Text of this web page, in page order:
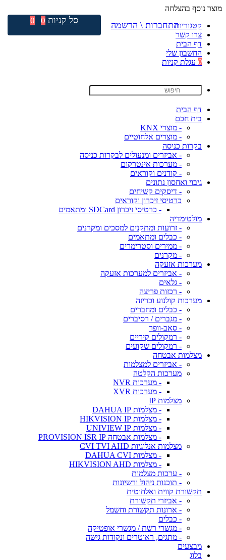
מוצר נוסף בהצלחה
קטגוריות
צרו קשר
דף הבית
החשבון שלי
0 עגלת קניות
דף הבית
בית חכם
- מוצרי KNX
- מוצרים אלחוטיים
בקרות כניסה
- אביזרים ומנעולים לבקרות כניסה
- מערכות אינטרקום
- קודנים וקוראים
גיבוי ואחסון נתונים
- דיסקים קשיחים
כרטיסי זיכרון וקוראים
- כרטיסי זיכרון SDCard ומתאמים
מולטימדיה
- זרועות ומתקנים למסכים ומקרנים
- כבלים ומתאמים
- ממירים וסטרימרים
- מקרנים
מערכות אזעקה
- אביזרים למערכות אזעקה
- גלאים
- רכזות פריצה
מערכות קולנוע וכריזה
- כבלים ומחברים
- מגברים / רסיברים
- סאב-וופר
- רמקולים קיריים
- רמקולים שקועים
מצלמות אבטחה
- אביזרים למצלמות
מערכות הקלטה
- מערכות NVR
- מערכות XVR
מצלמות IP
- מצלמות DAHUA IP
- מצלמות HIKVISION IP
- מצלמות UNIVIEW IP
- מצלמות אבטחה PROVISION ISR IP
מצלמות אנלוגיות CVI TVI AHD
- מצלמות DAHUA CVI
- מצלמות HIKVISION AHD
- ערכות מצלמות
- תוכנות ניהול ורשיונות
תקשורת קווית ואלחוטית
- אביזרי תקשורת
- ארונות תקשורת וחשמל
- כבלים
- מגשרי רשת / מגשרי אופטיקה
- מתגים, ראוטרים ונקודות גישה
מבצעים
בלוג
התחברות \ הרשמה סל קניות 0
0